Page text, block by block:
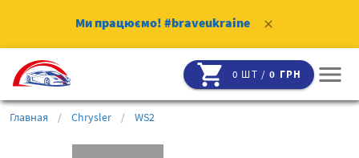
Ми працюємо! #braveukraine clear
shopping_cart 0 ШТ /0 ГРН menu
Главная / Chrysler / WS2